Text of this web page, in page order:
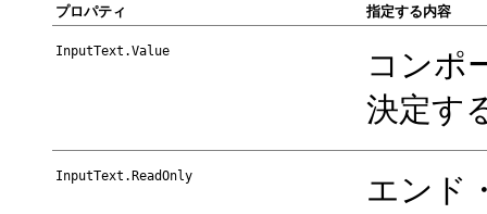
プロパティ 指定する内容
InputText.Value
コンポ
決定す
InputText.ReadOnly
エンド